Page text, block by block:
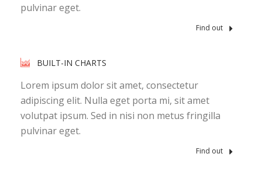
pulvinar eget.
Find out
BUILT-IN CHARTS
Lorem ipsum dolor sit amet, consectetur
adipiscing elit. Nulla eget porta mi, sit amet
volutpat ipsum. Sed in nisi non metus fringilla
pulvinar eget.
Find out